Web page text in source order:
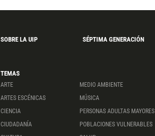
SOBRE LA UIP SÉPTIMA GENERACIÓN
TEMAS
ARTE
ARTES ESCÉNICAS
CIENCIA
CIUDADANÍA
MEDIO AMBIENTE
MÚSICA
PERSONAS ADULTAS MAYORES
POBLACIONES VULNERABLES